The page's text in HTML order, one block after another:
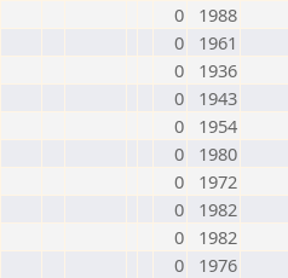
0
1988
0
1961
0
1936
0
1943
0
1954
0
1980
0
1972
0
1982
0
1982
0
1976